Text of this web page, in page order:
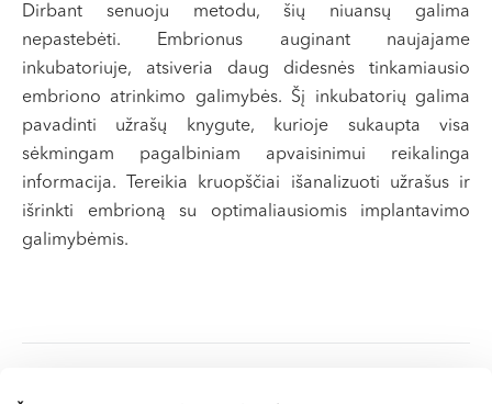
Dirbant senuoju metodu, šių niuansų galima
nepastebėti. Embrionus auginant naujajame
inkubatoriuje, atsiveria daug didesnės tinkamiausio
embriono atrinkimo galimybės. Šį inkubatorių galima
pavadinti užrašų knygute, kurioje sukaupta visa
sėkmingam pagalbiniam apvaisinimui reikalinga
informacija. Tereikia kruopščiai išanalizuoti užrašus ir
išrinkti embrioną su optimaliausiomis implantavimo
galimybėmis.